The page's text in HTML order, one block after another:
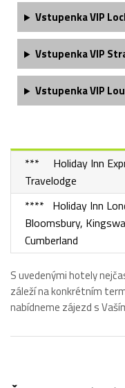
Vstupenka VIP
Vstupenka VIP
Vstupenka VIP
*** Holiday Inn
Travelodge
**** Holiday Inn
Bloomsbury,
Cumberland
S uvedenými hotely
záleží na konkrétním
nabídneme zájezd s